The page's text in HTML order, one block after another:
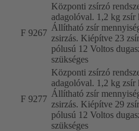
F 9267
Központi zsírzó
adagolóval. 1,2 kg zsír
Állítható zsír
zsirzás. Kiépítve 23
pólusú 12 Voltos
szükséges
F 9277
Központi zsírzó
adagolóval. 1,2 kg zsír
Állítható zsír
zsirzás. Kiépítve 29
pólusú 12 Voltos
szükséges